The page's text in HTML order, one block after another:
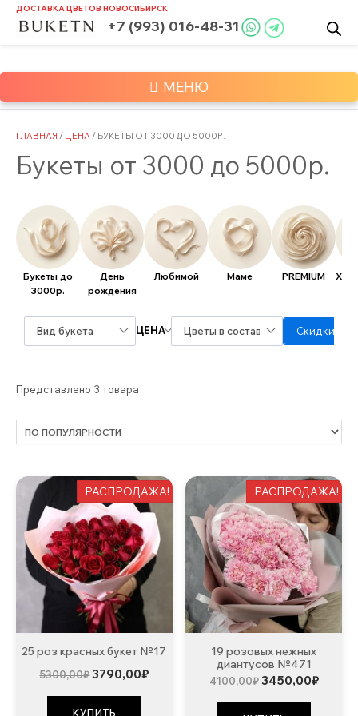
SkipДОСТАВКА ЦВЕТОВ НОВОСИБИРСК
+7 (993) 016-48-31
МЕНЮ
ГЛАВНАЯ / ЦЕНА / БУКЕТЫ ОТ 3000 ДО 5000Р.
Букеты от 3000 до 5000р.
Букеты до
3000р.
День
рождения
Любимой Маме PREMIUM
Вид букета ЦЕНА Цветы в составе Скидки /
Представлено 3 товара
РАСПРОДАЖА!
25 роз красных букет №17
5300,00₽Первоначальная
составляла
5300,00₽.
3790,00₽Текущая
КУПИТЬ
РАСПРОДАЖА!
19 розовых нежных
диантусов №471
4100,00₽
составляла
3450,00₽